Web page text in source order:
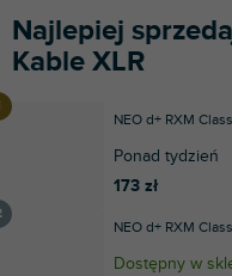
Najlepiej
Kable XLR
NEO d+ RXM
Ponad tydzień
173 zł
NEO d+ RXM
Dostępny w